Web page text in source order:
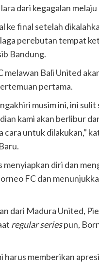
dari kegagalan melaju
ke final setelah
perebutan tempat
Bandung.
melawan Bali United
pertama.
musim ini, ini
kami akan berlibur
cara untuk dilakukan,”
menyiapkan diri dan
FC dan
dari Madura United,
regular seriespun,
harus memberikan